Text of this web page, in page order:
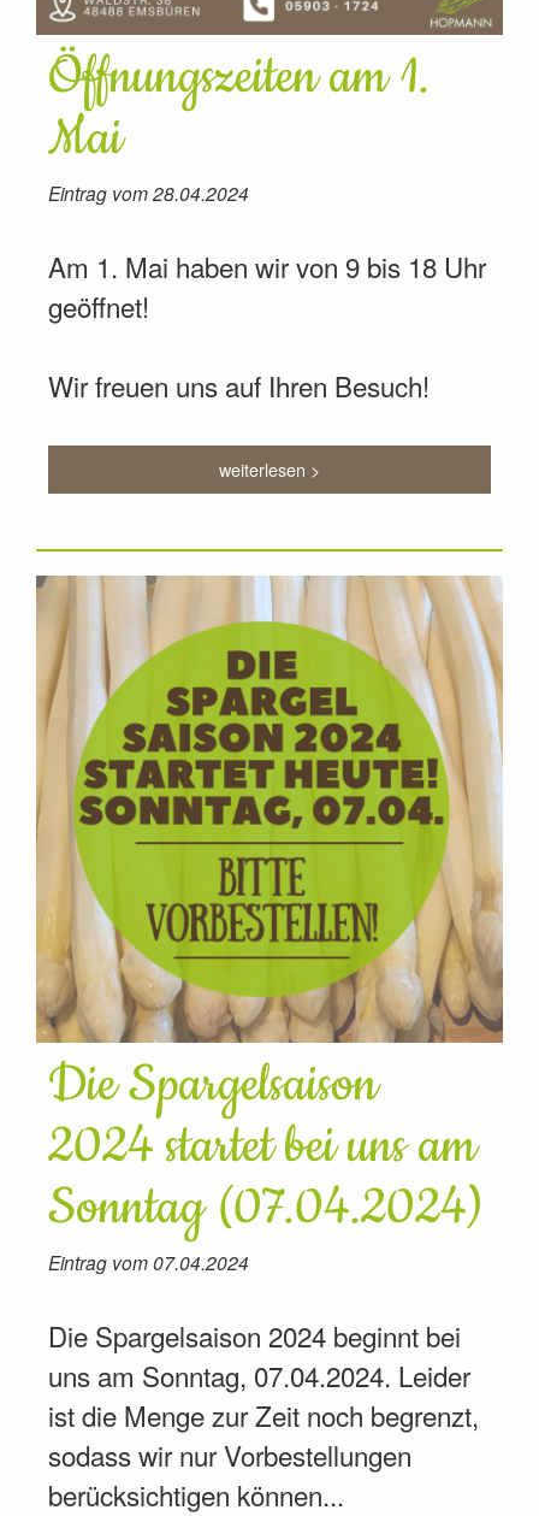
Öffnungszeiten am 1.
Mai
Eintrag vom 28.04.2024
Am 1. Mai haben wir von 9 bis 18 Uhr
geöffnet!
Wir freuen uns auf Ihren Besuch!
weiterlesen >
Die Spargelsaison
2024 startet bei uns am
Sonntag (07.04.2024)
Eintrag vom 07.04.2024
Die Spargelsaison 2024 beginnt bei
uns am Sonntag, 07.04.2024. Leider
ist die Menge zur Zeit noch begrenzt,
sodass wir nur Vorbestellungen
berücksichtigen können...